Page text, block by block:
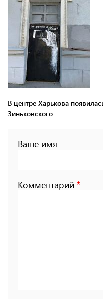
В центре Харькова
Зиньковского
Ваше имя
Комментарий